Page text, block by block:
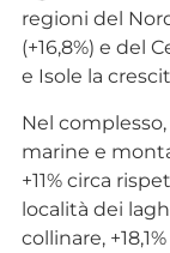
regioni del
(+16,8%) e del
e Isole la
Nel
marine e
+11% circa
località dei
collinare,